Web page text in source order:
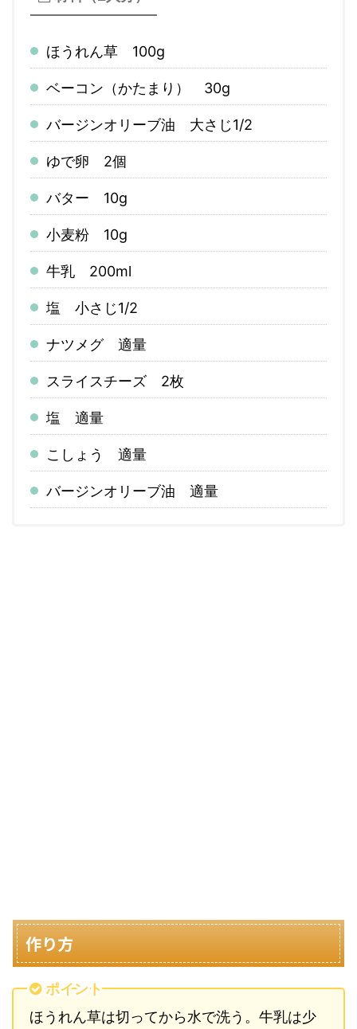
ほうれん草 100g
ベーコン（かたまり） 30g
バージンオリーブ油 大さじ1/2
ゆで卵 2個
バター 10g
小麦粉 10g
牛乳 200ml
塩 小さじ1/2
ナツメグ 適量
スライスチーズ 2枚
塩 適量
こしょう 適量
バージンオリーブ油 適量
作り方
ポイント
ほうれん草は切ってから水で洗う。牛乳は少